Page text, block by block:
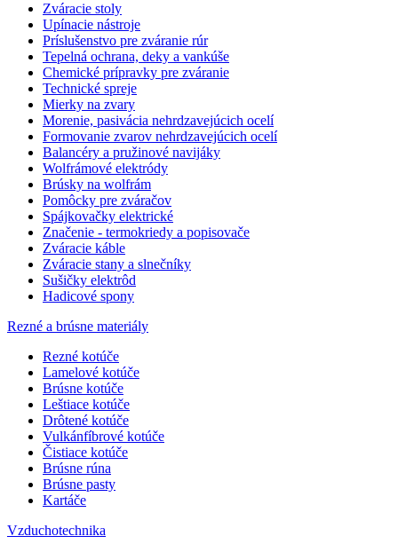
Zváracie stoly
Upínacie nástroje
Príslušenstvo pre zváranie rúr
Tepelná ochrana, deky a vankúše
Chemické prípravky pre zváranie
Technické spreje
Mierky na zvary
Morenie, pasivácia nehrdzavejúcich ocelí
Formovanie zvarov nehrdzavejúcich ocelí
Balancéry a pružinové navijáky
Wolfrámové elektródy
Brúsky na wolfrám
Pomôcky pre zváračov
Spájkovačky elektrické
Značenie - termokriedy a popisovače
Zváracie káble
Zváracie stany a slnečníky
Sušičky elektrôd
Hadicové spony
Rezné a brúsne materiály
Rezné kotúče
Lamelové kotúče
Brúsne kotúče
Leštiace kotúče
Drôtené kotúče
Vulkánfíbrové kotúče
Čistiace kotúče
Brúsne rúna
Brúsne pasty
Kartáče
Vzduchotechnika